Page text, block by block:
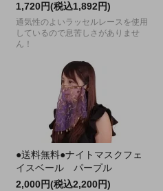
1,720円(税込1,892円)
通気性のよいラッセルレースを使用
しているので息苦しさがありませ
ん！
●送料無料●ナイトマスクフェ
イスベール パープル
2,000円(税込2,200円)